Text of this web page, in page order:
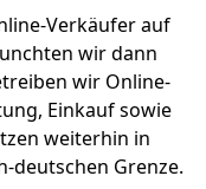
Verkäufer auf
wir dann
wir Online-
Einkauf sowie
weiterhin in
deutschen Grenze.